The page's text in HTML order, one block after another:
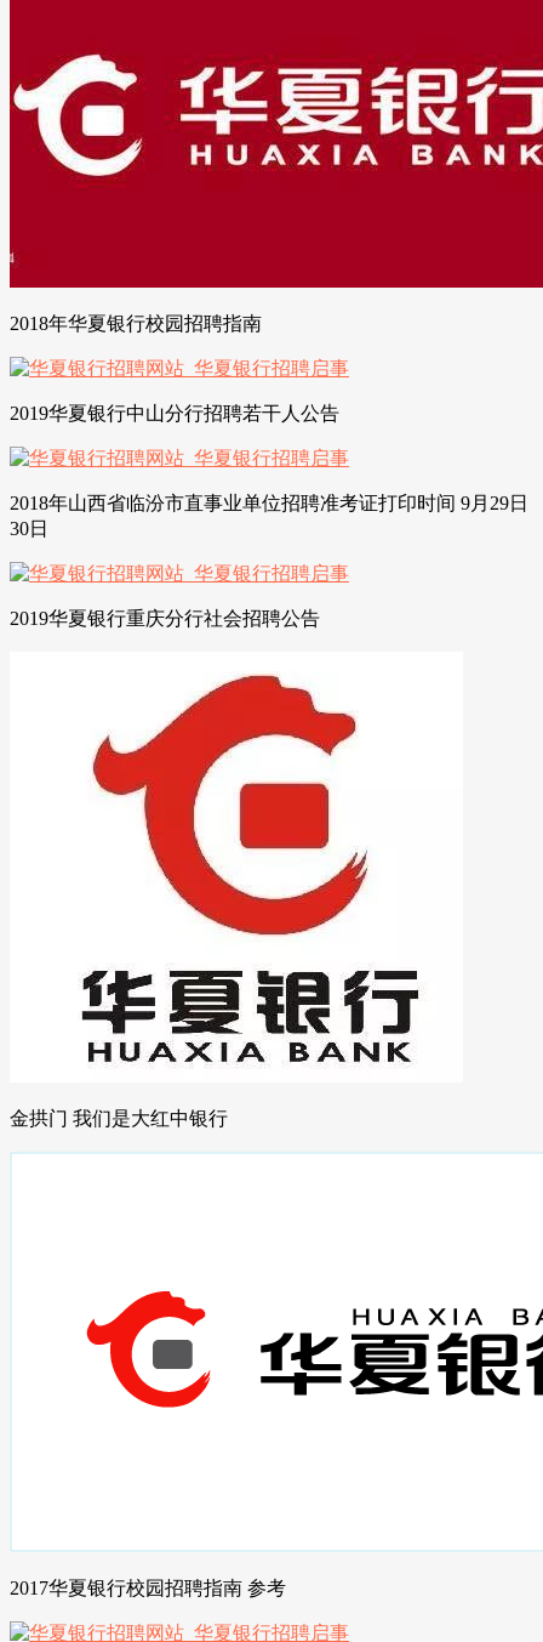
2018年华夏银行校园招聘指南
2019华夏银行中山分行招聘若干人公告
2018年山西省临汾市直事业单位招聘准考证打印时间 9月29日
30日
2019华夏银行重庆分行社会招聘公告
金拱门 我们是大红中银行
2017华夏银行校园招聘指南 参考